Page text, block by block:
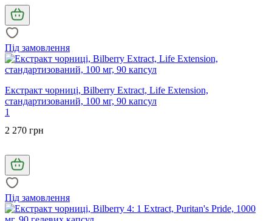
Під замовлення
Екстракт чорниці, Bilberry Extract, Life Extension,
стандартизований, 100 мг, 90 капсул
1
2 270 грн
Під замовлення